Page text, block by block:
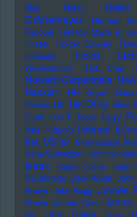
May
Henry Rollins
Grönemeyer
Herman
Pascoal
HipHop Made in
Hitster
Holger Czukay
Daffodils
Horst
Weidenmüller
Hot Chip
Howard Carpendale
Baxxter
HR Giger
Hüsker Dü Ian Dury Ibiza
Cube
Ice-T Ideal Iggy
Ikke Hüftgold Ikkimel Il
Ina Müller International
Irene Schweizer Irmin
Isaak Isaiah Collier Jack
DeJohnette Jack White
Brown Jake Bugg James
Brown James Carr James
xx
Jan